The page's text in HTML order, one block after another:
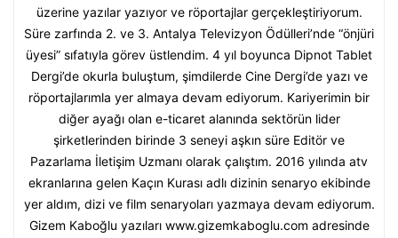
üzerine yazılar yazıyor ve röportajlar gerçekleştiriyorum.
Süre zarfında 2. ve 3. Antalya Televizyon Ödülleri’nde “önjüri
üyesi” sıfatıyla görev üstlendim. 4 yıl boyunca Dipnot Tablet
Dergi’de okurla buluştum, şimdilerde Cine Dergi’de yazı ve
röportajlarımla yer almaya devam ediyorum. Kariyerimin bir
diğer ayağı olan e-ticaret alanında sektörün lider
şirketlerinden birinde 3 seneyi aşkın süre Editör ve
Pazarlama İletişim Uzmanı olarak çalıştım. 2016 yılında atv
ekranlarına gelen Kaçın Kurası adlı dizinin senaryo ekibinde
yer aldım, dizi ve film senaryoları yazmaya devam ediyorum.
Gizem Kaboğlu yazıları www.gizemkaboglu.com adresinde